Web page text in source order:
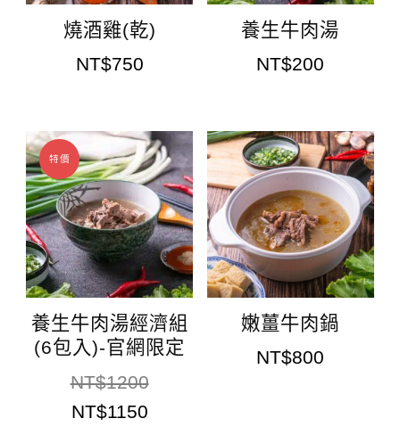
燒酒雞(乾)
NT$750
養生牛肉湯
NT$200
特價
養生牛肉湯經濟組
(6包入)-官網限定
NT$1200
NT$1150
嫩薑牛肉鍋
NT$800